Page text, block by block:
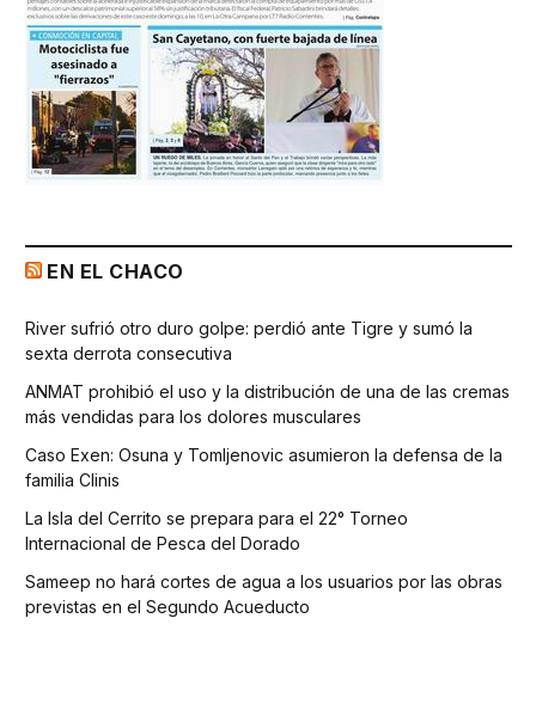
EN EL CHACO
River sufrió otro duro golpe: perdió ante Tigre y sumó la
sexta derrota consecutiva
ANMAT prohibió el uso y la distribución de una de las cremas
más vendidas para los dolores musculares
Caso Exen: Osuna y Tomljenovic asumieron la defensa de la
familia Clinis
La Isla del Cerrito se prepara para el 22° Torneo
Internacional de Pesca del Dorado
Sameep no hará cortes de agua a los usuarios por las obras
previstas en el Segundo Acueducto